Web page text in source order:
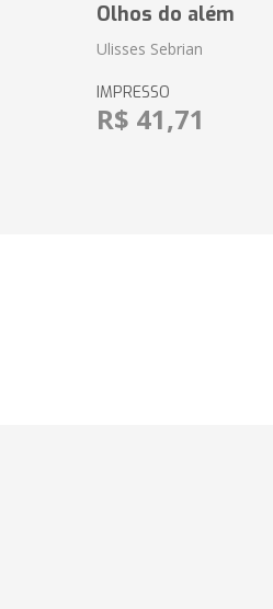
Olhos do além
Ulisses Sebrian
IMPRESSO
R$ 41,71